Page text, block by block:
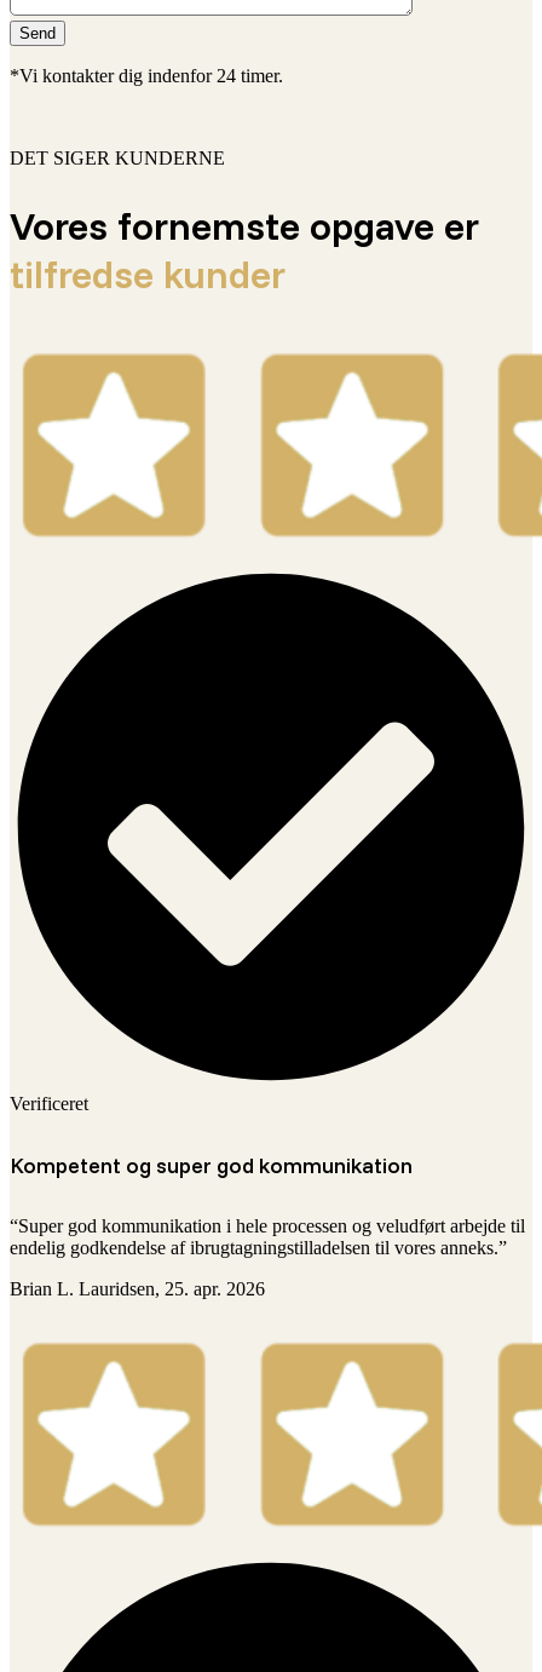
Send
*Vi kontakter dig indenfor 24 timer.
DET SIGER KUNDERNE
Vores fornemste opgave er
tilfredse kunder
Verificeret
Kompetent og super god kommunikation
“Super god kommunikation i hele processen og veludført arbejde til
endelig godkendelse af ibrugtagningstilladelsen til vores anneks.”
Brian L. Lauridsen, 25. apr. 2026